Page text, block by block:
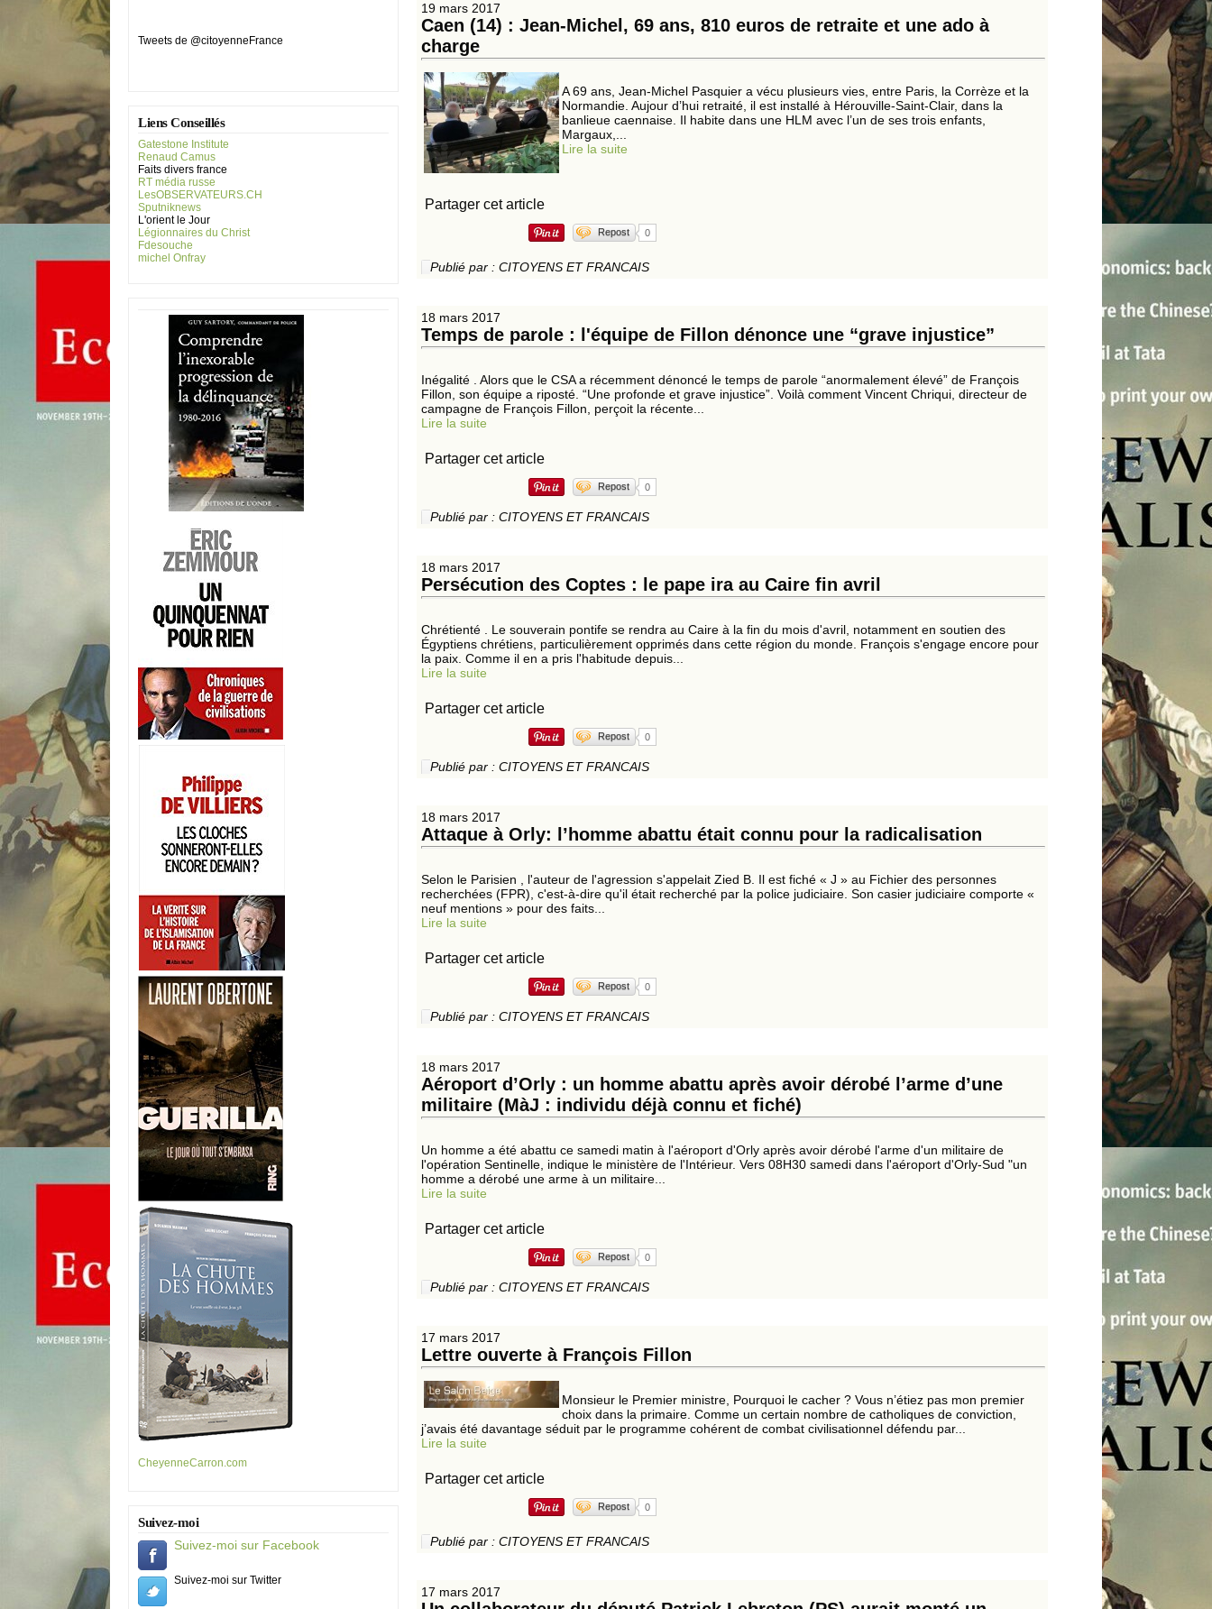
Tweets de @citoyenneFrance
Liens Conseillés
Gatestone Institute
Renaud Camus
Faits divers france
RT média russe
LesOBSERVATEURS.CH
Sputniknews
L'orient le Jour
Légionnaires du Christ
Fdesouche
michel Onfray
CheyenneCarron.com
Suivez-moi
Suivez-moi sur Facebook
Suivez-moi sur Twitter
19 mars 2017
Caen (14) : Jean-Michel, 69 ans, 810 euros de retraite et une ado à
charge
A 69 ans, Jean-Michel Pasquier a vécu plusieurs vies, entre Paris, la Corrèze et la
Normandie. Aujour d’hui retraité, il est installé à Hérouville-Saint-Clair, dans la
banlieue caennaise. Il habite dans une HLM avec l’un de ses trois enfants,
Margaux,...
Lire la suite
Partager cet article
Repost 0
Publié par : CITOYENS ET FRANCAIS
18 mars 2017
Temps de parole : l'équipe de Fillon dénonce une “grave injustice”
Inégalité . Alors que le CSA a récemment dénoncé le temps de parole “anormalement élevé” de François
Fillon, son équipe a riposté. “Une profonde et grave injustice”. Voilà comment Vincent Chriqui, directeur de
campagne de François Fillon, perçoit la récente...
Lire la suite
Partager cet article
Repost 0
Publié par : CITOYENS ET FRANCAIS
18 mars 2017
Persécution des Coptes : le pape ira au Caire fin avril
Chrétienté . Le souverain pontife se rendra au Caire à la fin du mois d'avril, notamment en soutien des
Égyptiens chrétiens, particulièrement opprimés dans cette région du monde. François s'engage encore pour
la paix. Comme il en a pris l'habitude depuis...
Lire la suite
Partager cet article
Repost 0
Publié par : CITOYENS ET FRANCAIS
18 mars 2017
Attaque à Orly: l’homme abattu était connu pour la radicalisation
Selon le Parisien , l'auteur de l'agression s'appelait Zied B. Il est fiché « J » au Fichier des personnes
recherchées (FPR), c'est-à-dire qu'il était recherché par la police judiciaire. Son casier judiciaire comporte «
neuf mentions » pour des faits...
Lire la suite
Partager cet article
Repost 0
Publié par : CITOYENS ET FRANCAIS
18 mars 2017
Aéroport d’Orly : un homme abattu après avoir dérobé l’arme d’une
militaire (MàJ : individu déjà connu et fiché)
Un homme a été abattu ce samedi matin à l'aéroport d'Orly après avoir dérobé l'arme d'un militaire de
l'opération Sentinelle, indique le ministère de l'Intérieur. Vers 08H30 samedi dans l'aéroport d'Orly-Sud "un
homme a dérobé une arme à un militaire...
Lire la suite
Partager cet article
Repost 0
Publié par : CITOYENS ET FRANCAIS
17 mars 2017
Lettre ouverte à François Fillon
Monsieur le Premier ministre, Pourquoi le cacher ? Vous n’étiez pas mon premier
choix dans la primaire. Comme un certain nombre de catholiques de conviction,
j’avais été davantage séduit par le programme cohérent de combat civilisationnel défendu par...
Lire la suite
Partager cet article
Repost 0
Publié par : CITOYENS ET FRANCAIS
17 mars 2017